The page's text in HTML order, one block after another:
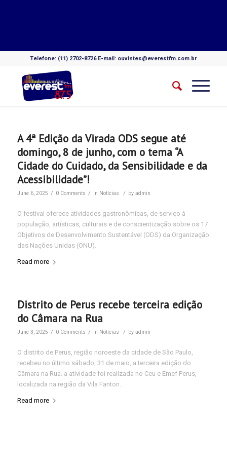
Telefone: (11) 2702-8726 E-mail: ouvintes@everestfm.com.br
A 4ª Edição da Virada ODS segue até
domingo, 8 de junho, com o tema “A
Cidade do Cuidado, da Sensibilidade e da
Acessibilidade”!
June 6, 2025 / 0 Comments / in Notícias / by admin
O festival oferece atividades gastronômicas, de serviço à
população, artísticas, culturais e de conscientização sobre os 17
Objetivos de Desenvolvimento Sustentável (ODS) da Organização
das Nações Unidas (ONU).
Read more
Distrito de Perus recebe terceira edição
do Câmara na Rua
June 3, 2025 / 0 Comments / in Notícias / by admin
O distrito de Perus, região noroeste da cidade de São Paulo,
recebeu no último sábado, 31 de maio, a terceira edição do
Câmara na Rua. a atividade foi realizada no Ceu e Emef Perus,
localizada na região da Vila Fanton.
Read more